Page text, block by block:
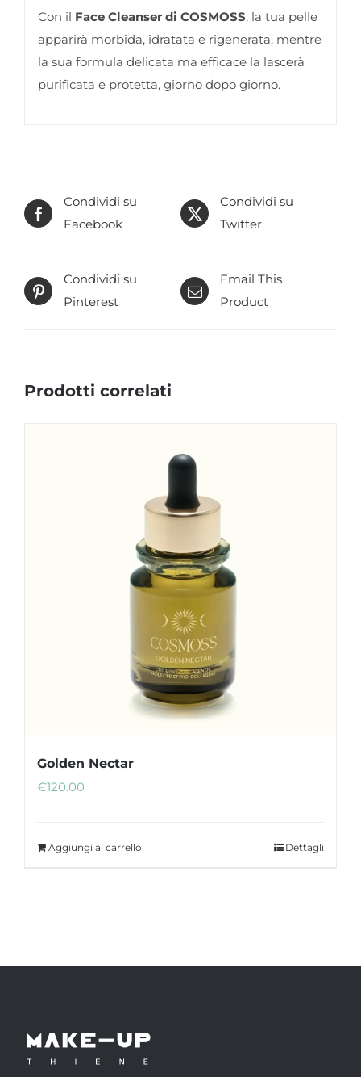
Con il Face Cleanser di COSMOSS, la tua pelle
apparirà morbida, idratata e rigenerata, mentre
la sua formula delicata ma efficace la lascerà
purificata e protetta, giorno dopo giorno.
Condividi su
Facebook
Condividi su
Twitter
Condividi su
Pinterest
Email This
Product
Prodotti correlati
Golden Nectar
€120.00
Aggiungi al carrello Dettagli